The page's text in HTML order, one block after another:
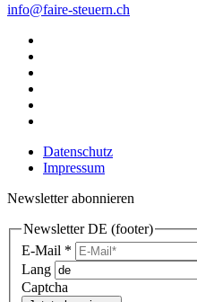
info@faire-steuern.ch
Datenschutz
Impressum
Newsletter abonnieren
Newsletter DE (footer)
E-Mail *
Lang
Captcha